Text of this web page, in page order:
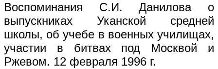
Воспоминания С.И. Данилова о
выпускниках Уканской средней
школы, об учебе в военных училищах,
участии в битвах под Москвой и
Ржевом. 12 февраля 1996 г.